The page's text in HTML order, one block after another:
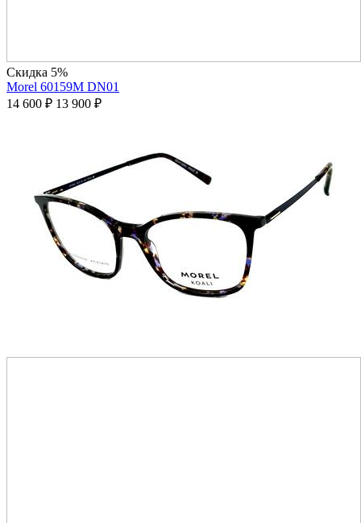
Скидка 5%
Morel 60159M DN01
14 600 ₽ 13 900 ₽